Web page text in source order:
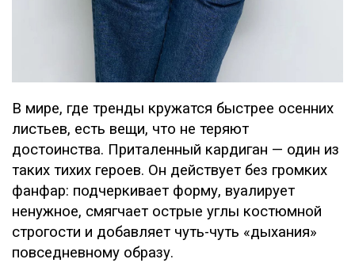
В мире, где тренды кружатся быстрее осенних
листьев, есть вещи, что не теряют
достоинства. Приталенный кардиган — один из
таких тихих героев. Он действует без громких
фанфар: подчеркивает форму, вуалирует
ненужное, смягчает острые углы костюмной
строгости и добавляет чуть-чуть «дыхания»
повседневному образу.